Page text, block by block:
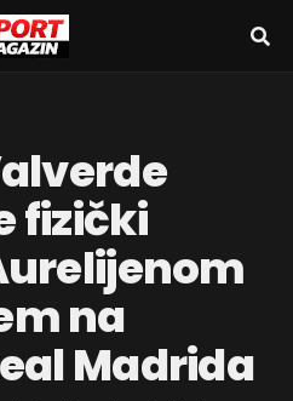
fizički
na
Madrida